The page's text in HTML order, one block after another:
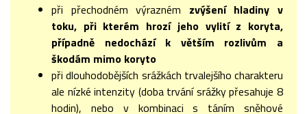
při přechodném výrazném zvýšení hladiny v
toku, při kterém hrozí jeho vylití z koryta,
případně nedochází k větším rozlivům a
škodám mimo koryto
při dlouhodobějších srážkách trvalejšího charakteru
ale nízké intenzity (doba trvání srážky přesahuje 8
hodin), nebo v kombinaci s táním sněhové